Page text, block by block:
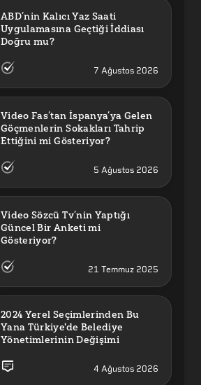
1'
ABD’nin Kalıcı Yaz Saati
Uygulamasına Geçtiği İddiası
Doğru mu?
7 Ağustos 2026
Video Fas’tan İspanya’ya Gelen
Göçmenlerin Sokakları Tahrip
Ettiğini mi Gösteriyor?
5 Ağustos 2026
Video Sözcü Tv’nin Yaptığı
Güncel Bir Anketi mi
Gösteriyor?
21 Temmuz 2025
2024 Yerel Seçimlerinden Bu
Yana Türkiye'de Belediye
Yönetimlerinin Değişimi
4 Ağustos 2026